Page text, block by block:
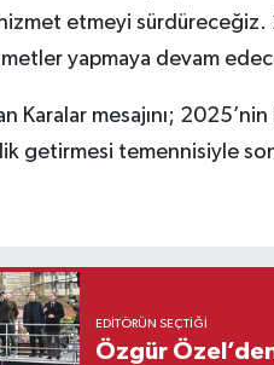
hizmet etmeyi
yapmaya devam
Karalar mesajını;
getirmesi temennisiyle
EDITÖRÜN SEÇTIĞI
Özgür